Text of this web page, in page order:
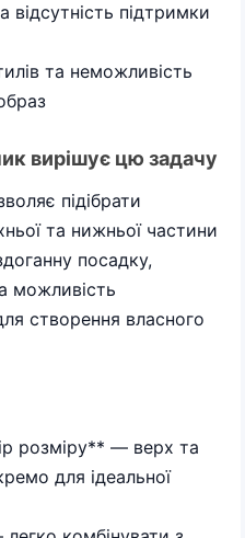
відсутність підтримки
та неможливість
вирішує цю задачу
підібрати
та нижньої частини
посадку,
можливість
створення власного
розміру** — верх та
для ідеальної